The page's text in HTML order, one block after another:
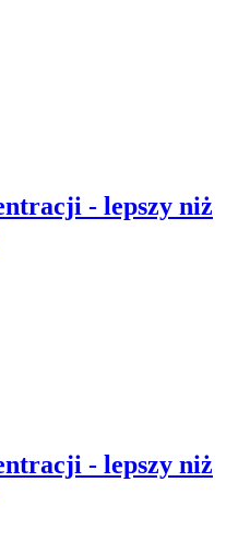
- lepszy niż
- lepszy niż